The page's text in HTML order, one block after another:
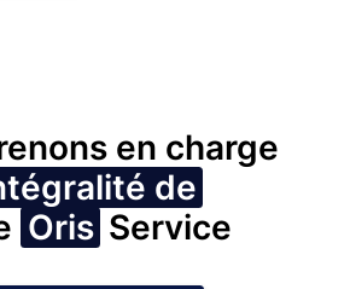
en charge
de
Oris Service